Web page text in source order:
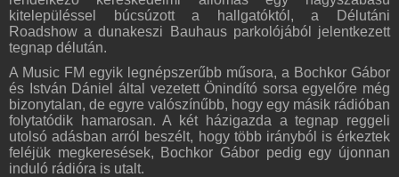
Rádió beágyazás
Ágyazd be weboldaladba
Online rádió készítés
Készítés lépésről lépésre
kitelepüléssel búcsúzott a hallgatóktól, a Délutáni
Roadshow a dunakeszi Bauhaus parkolójából jelentkezett
tegnap délután.
A Music FM egyik legnépszerűbb műsora, a Bochkor Gábor
és István Dániel által vezetett Önindító sorsa egyelőre még
bizonytalan, de egyre valószínűbb, hogy egy másik rádióban
folytatódik hamarosan. A két házigazda a tegnap reggeli
utolsó adásban arról beszélt, hogy több irányból is érkeztek
feléjük megkeresések, Bochkor Gábor pedig egy újonnan
induló rádióra is utalt.